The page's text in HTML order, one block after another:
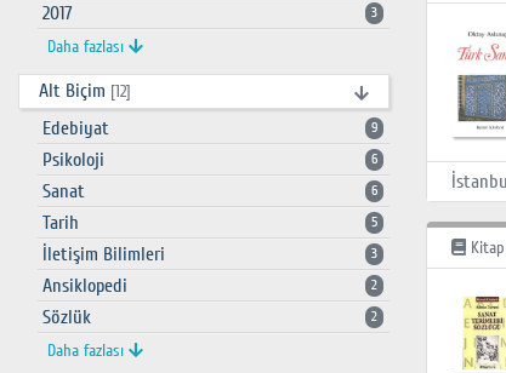
2017 3
Daha fazlası
Alt Biçim [12]
Edebiyat 9
Psikoloji 6
Sanat 6
Tarih 5
İletişim Bilimleri 3
Ansiklopedi 2
Sözlük 2
Daha fazlası